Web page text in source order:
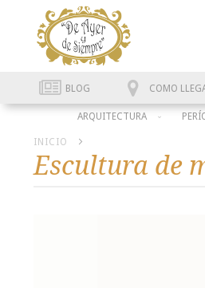
BLOG COMO
ARQUITECTURA
INICIO
Escultura de